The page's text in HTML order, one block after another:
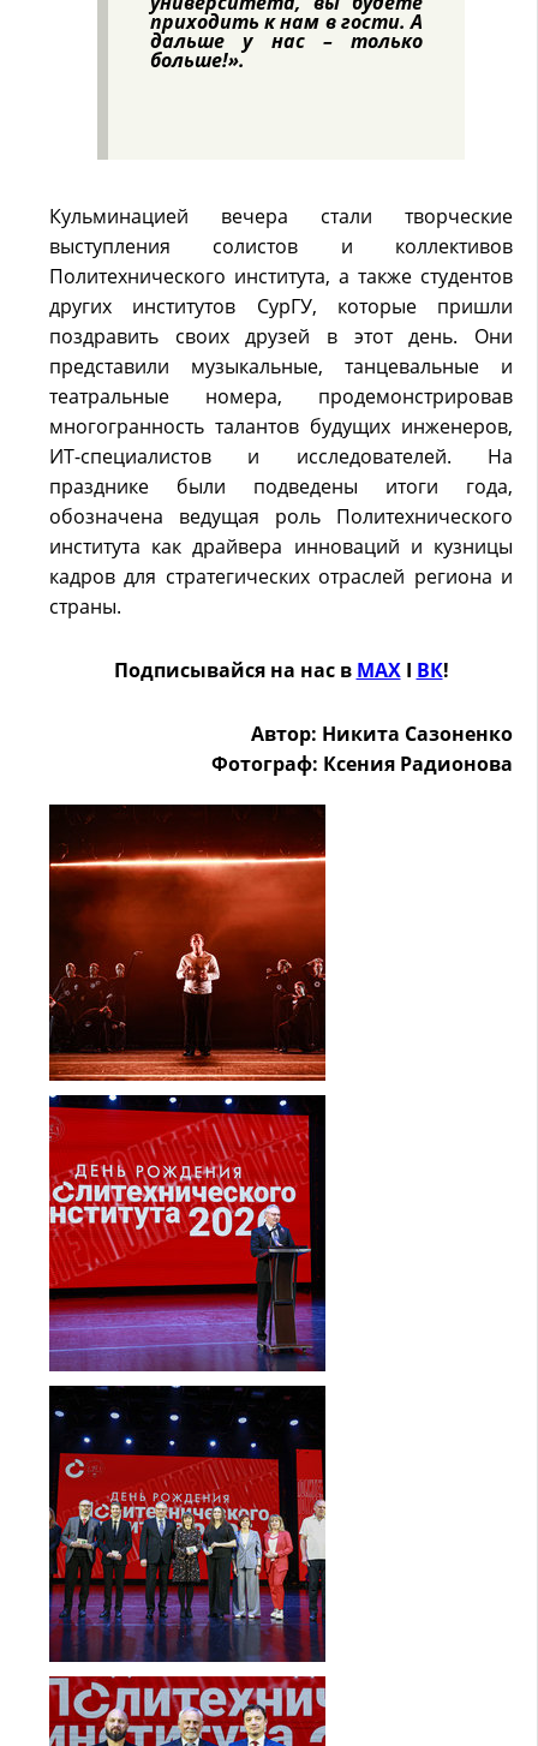
приходить к нам в гости. А
дальше у нас – только
больше!».
Кульминацией вечера стали творческие
выступления солистов и коллективов
Политехнического института, а также студентов
других институтов СурГУ, которые пришли
поздравить своих друзей в этот день. Они
представили музыкальные, танцевальные и
театральные номера, продемонстрировав
многогранность талантов будущих инженеров,
ИТ-специалистов и исследователей. На
празднике были подведены итоги года,
обозначена ведущая роль Политехнического
института как драйвера инноваций и кузницы
кадров для стратегических отраслей региона и
страны.
Подписывайся на нас в MAXӀ ВК!
Автор: Никита Сазоненко
Фотограф: Ксения Радионова